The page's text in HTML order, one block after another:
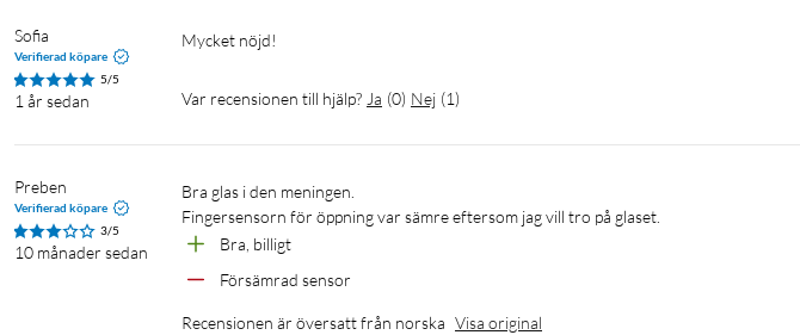
Sofia
Verifierad köpare
5/5
1 år sedan
Mycket nöjd!
Var recensionen till hjälp? Ja (0) Nej (1)
Preben
Verifierad köpare
3/5
10 månader sedan
Bra glas i den meningen.
Bra, billigt
Försämrad sensor
Recensionen är översatt från norska Visa original